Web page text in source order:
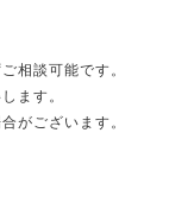
相談可能です。
ます。
がございます。